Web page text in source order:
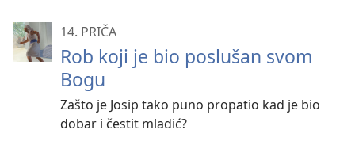
14. PRIČA
Rob koji je bio poslušan svom
Bogu
Zašto je Josip tako puno propatio kad je bio
dobar i čestit mladić?